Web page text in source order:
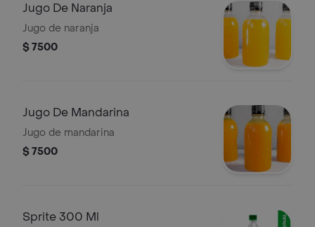
Jugo De Naranja
Jugo de naranja
$ 7500
Jugo De Mandarina
Jugo de mandarina
$ 7500
Sprite 300 Ml